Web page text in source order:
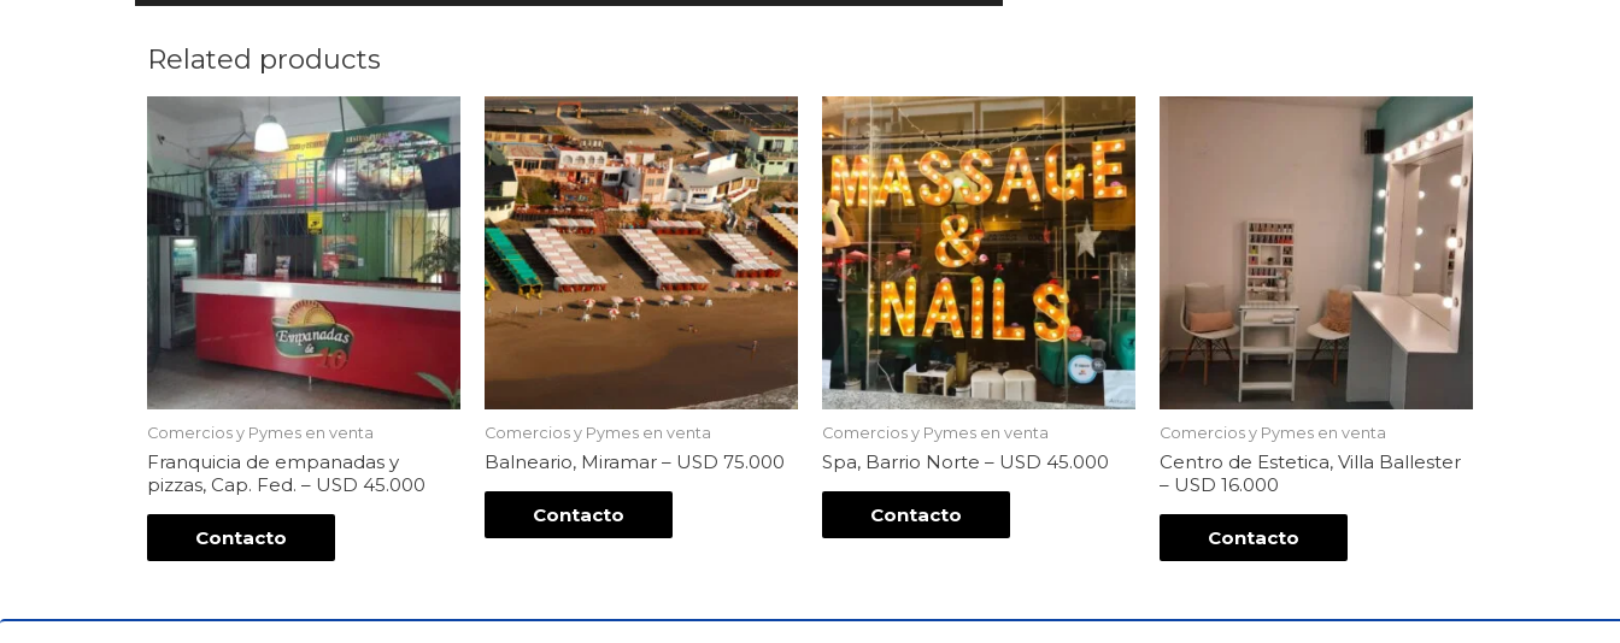
Related products
Comercios y Pymes en venta
Franquicia de empanadas y
pizzas, Cap. Fed. – USD 45.000
Contacto
Comercios y Pymes en venta
Balneario, Miramar – USD 75.000
Contacto
Comercios y Pymes en venta
Spa, Barrio Norte – USD 45.000
Contacto
Comercios y Pymes en venta
Centro de Estetica, Villa Ballester
– USD 16.000
Contacto